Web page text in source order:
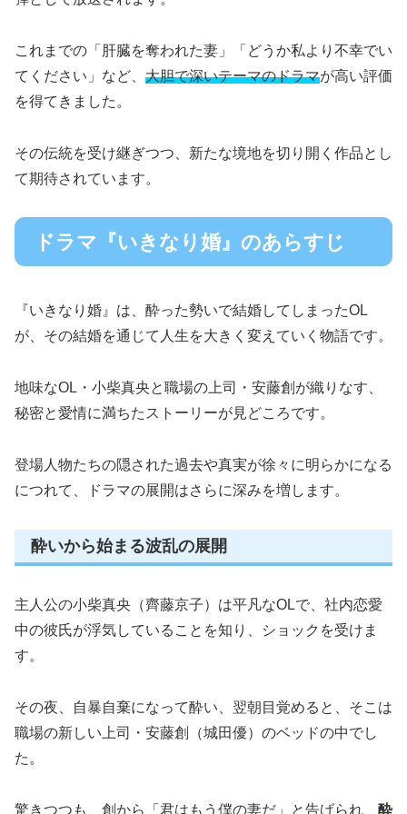
これまでの「肝臓を奪われた妻」「どうか私より不幸でい
てください」など、 大胆で深いテーマのドラマが高い評価
を得てきました。
その伝統を受け継ぎつつ、新たな境地を切り開く作品とし
て期待されています。
ドラマ『いきなり婚』のあらすじ
『いきなり婚』は、酔った勢いで結婚してしまったOL
が、その結婚を通じて人生を大きく変えていく物語です。
地味なOL・小柴真央と職場の上司・安藤創が織りなす、
秘密と愛情に満ちたストーリーが見どころです。
登場人物たちの隠された過去や真実が徐々に明らかになる
につれて、ドラマの展開はさらに深みを増します。
酔いから始まる波乱の展開
主人公の小柴真央（齊藤京子）は平凡なOLで、社内恋愛
中の彼氏が浮気していることを知り、ショックを受けま
す。
その夜、自暴自棄になって酔い、翌朝目覚めると、そこは
職場の新しい上司・安藤創（城田優）のベッドの中でし
た。
驚きつつも、創から「君はもう僕の妻だ」と告げられ、 酔